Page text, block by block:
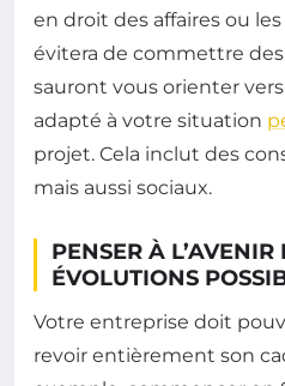
en droit des affaires ou
évitera de commettre
sauront vous orienter
adapté à votre situation
projet. Cela inclut des
mais aussi sociaux.
PENSER À L’AVENIR
ÉVOLUTIONS
Votre entreprise doit
revoir entièrement son